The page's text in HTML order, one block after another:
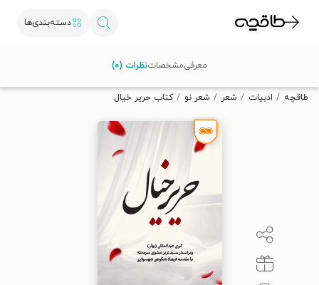
دسته‌بندی‌ها
تخفیف از طاقچه دریافت کن.
طاقچه ادبیات شعر شعر نو کتاب حریر خیال
معرفیمشخصاتنظرات (۰)